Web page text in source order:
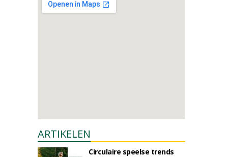
ARTIKELEN
Circulaire speelse trends